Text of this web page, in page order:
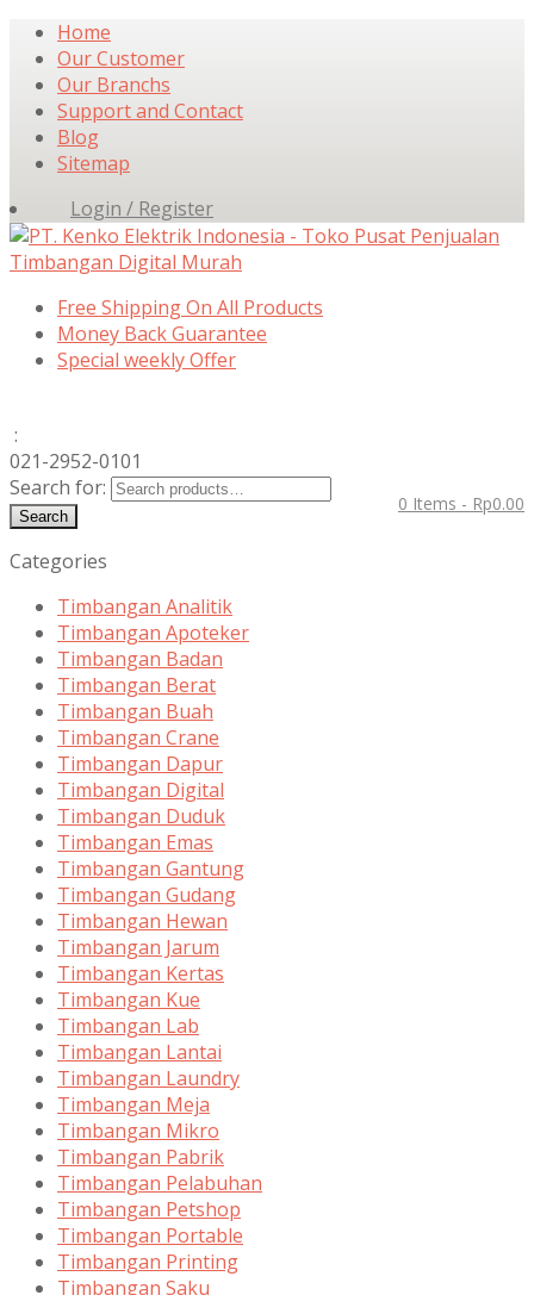
Home
Our Customer
Our Branchs
Support and Contact
Blog
Sitemap
Login / Register
Free Shipping On All Products
Money Back Guarantee
Special weekly Offer
:
021-2952-0101
0 Items - Rp0.00
Search for:
Search
Categories
Timbangan Analitik
Timbangan Apoteker
Timbangan Badan
Timbangan Berat
Timbangan Buah
Timbangan Crane
Timbangan Dapur
Timbangan Digital
Timbangan Duduk
Timbangan Emas
Timbangan Gantung
Timbangan Gudang
Timbangan Hewan
Timbangan Jarum
Timbangan Kertas
Timbangan Kue
Timbangan Lab
Timbangan Lantai
Timbangan Laundry
Timbangan Meja
Timbangan Mikro
Timbangan Pabrik
Timbangan Pelabuhan
Timbangan Petshop
Timbangan Portable
Timbangan Printing
Timbangan Saku